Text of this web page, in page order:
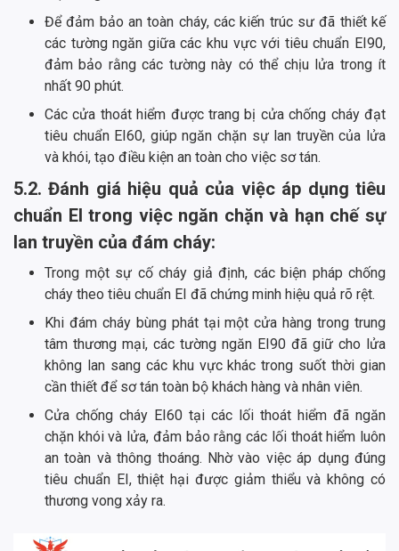
Để đảm bảo an toàn cháy, các kiến trúc sư đã thiết kế
các tường ngăn giữa các khu vực với tiêu chuẩn EI90,
đảm bảo rằng các tường này có thể chịu lửa trong ít
nhất 90 phút.
Các cửa thoát hiểm được trang bị cửa chống cháy đạt
tiêu chuẩn EI60, giúp ngăn chặn sự lan truyền của lửa
và khói, tạo điều kiện an toàn cho việc sơ tán.
5.2. Đánh giá hiệu quả của việc áp dụng tiêu
chuẩn EI trong việc ngăn chặn và hạn chế sự
lan truyền của đám cháy:
Trong một sự cố cháy giả định, các biện pháp chống
cháy theo tiêu chuẩn EI đã chứng minh hiệu quả rõ rệt.
Khi đám cháy bùng phát tại một cửa hàng trong trung
tâm thương mại, các tường ngăn EI90 đã giữ cho lửa
không lan sang các khu vực khác trong suốt thời gian
cần thiết để sơ tán toàn bộ khách hàng và nhân viên.
Cửa chống cháy EI60 tại các lối thoát hiểm đã ngăn
chặn khói và lửa, đảm bảo rằng các lối thoát hiểm luôn
an toàn và thông thoáng. Nhờ vào việc áp dụng đúng
tiêu chuẩn EI, thiệt hại được giảm thiểu và không có
thương vong xảy ra.